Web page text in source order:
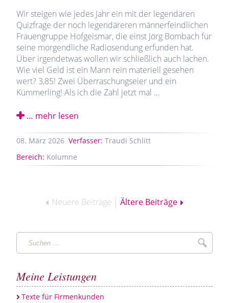
Wir steigen wie jedes Jahr ein mit der legendären
Quizfrage der noch legendäreren männerfeindlichen
Frauengruppe Hofgeismar, die einst Jörg Bombach für
seine morgendliche Radiosendung erfunden hat.
Über irgendetwas wollen wir schließlich auch lachen.
Wie viel Geld ist ein Mann rein materiell gesehen
wert? 3,85! Zwei Überraschungseier und ein
Kümmerling! Als ich die Zahl jetzt mal …
… mehr lesen
08. März 2026 Verfasser: Traudi Schlitt
Bereich: Kolumne
NavigationNeuere Beiträge Ältere Beiträge
Suchen
…
Meine Leistungen
Texte für Firmenkunden